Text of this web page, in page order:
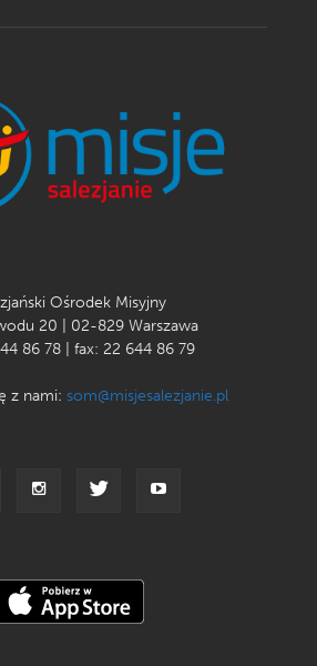
Ośrodek Misyjny
20 | 02-829 Warszawa
86 78 | fax: 22 644 86 79
z nami: som@misjesalezjanie.pl